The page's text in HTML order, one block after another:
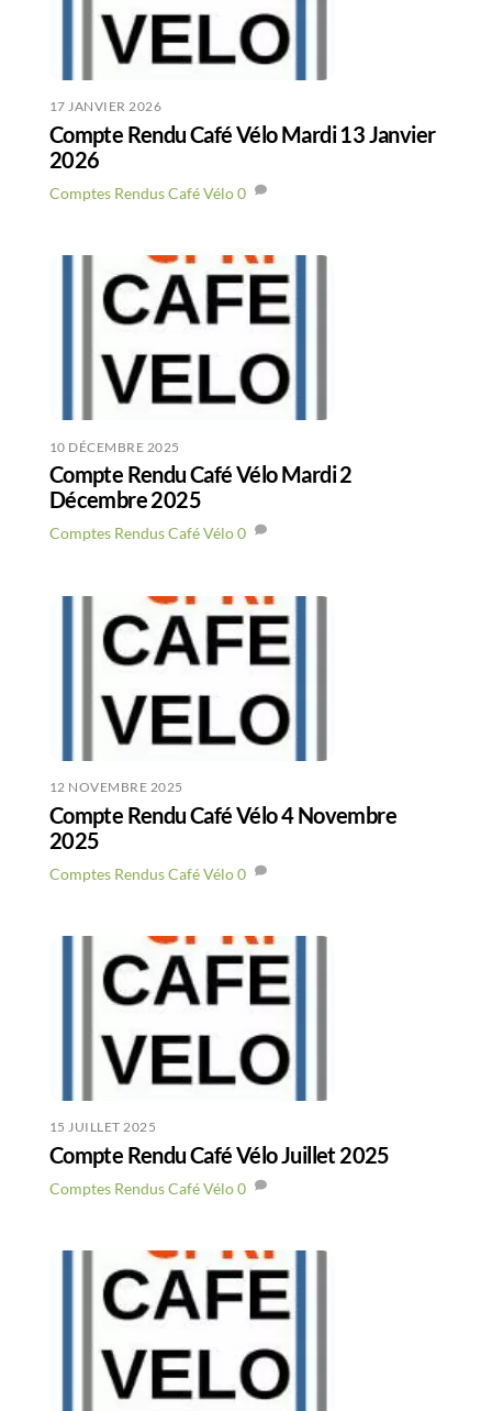
17 JANVIER 2026
Compte Rendu Café Vélo Mardi 13 Janvier
2026
Comptes Rendus Café Vélo0
10 DÉCEMBRE 2025
Compte Rendu Café Vélo Mardi 2
Décembre 2025
Comptes Rendus Café Vélo0
12 NOVEMBRE 2025
Compte Rendu Café Vélo 4 Novembre
2025
Comptes Rendus Café Vélo0
15 JUILLET 2025
Compte Rendu Café Vélo Juillet 2025
Comptes Rendus Café Vélo0